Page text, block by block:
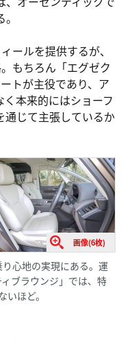
ールを提供するが、
もちろん「エグゼク
トが主役であり、ア
本来的にはショーフ
通じて主張しているか
画像(6枚)
心地の実現にある。運
ブラウンジ」では、特
ほど。